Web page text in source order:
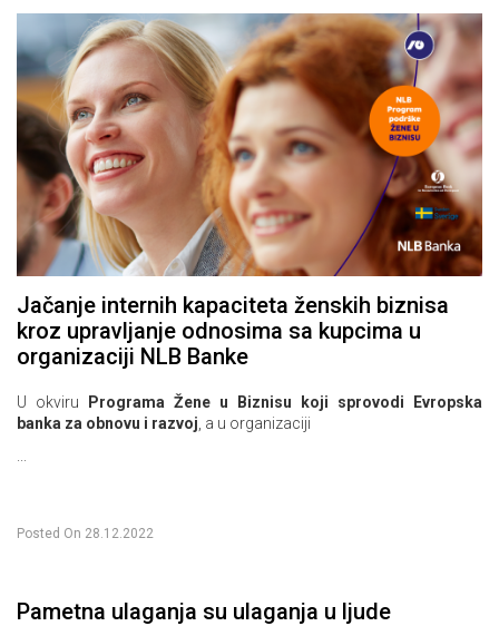
Posted On 28.12.2022
Jačanje internih kapaciteta ženskih biznisa
kroz upravljanje odnosima sa kupcima u
organizaciji NLB Banke
U okviru Programa Žene u Biznisu koji sprovodi Evropska
banka za obnovu i razvoj , a u organizaciji
Pametna ulaganja su ulaganja u ljude